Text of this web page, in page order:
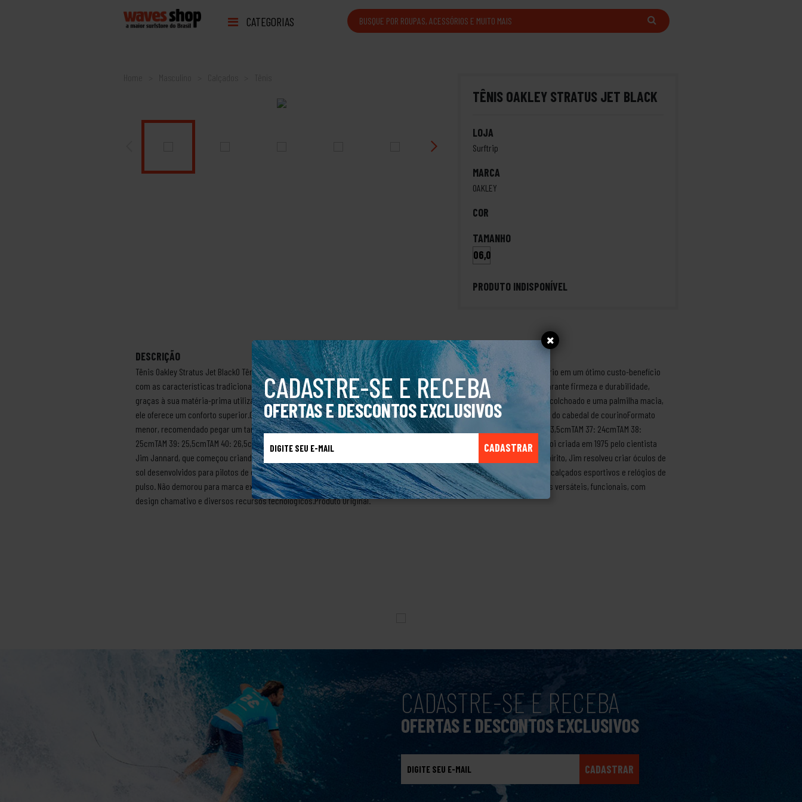
CADASTRE-SE E RECEBA
OFERTAS E DESCONTOS EXCLUSIVOS
CADASTRAR
CATEGORIAS
Home
TÊNIS OAKLEY STRATUS JET BLACK
LOJA
Surftrip
MARCA
OAKLEY
COR
TAMANHO
06,0
PRODUTO INDISPONÍVEL
DESCRIÇÃO
Tênis Oakley Stratus Jet BlackO Tênis Masculino Oakley Stratus é feito para quem busca um calçado robusto para o uso diário em um ótimo custo-benefício
com as características tradicionais da linha Outdoor da Oakley. Seu cabedal é feito com courino que é bem resistente e garante firmeza e durabilidade,
graças à sua matéria-prima utilizada na fabricação, uma das principais características da marca. Com forro levemente acolchoado e uma palmilha macia,
ele oferece um conforto superior.CARACTERÍSTICAS:Cano baixoSolado de borrachaForro têxtil na parte internaParte externa do cabedal de courinoFormato
menor, recomendado pegar um tamanho menorMedidas aproximadas (Comprimento da palmilha):TAM 35: 22,5cmTAM 36: 23,5cmTAM 37: 24cmTAM 38:
25cmTAM 39: 25,5cmTAM 40: 26,5cmTAM 41: 27,5cmTAM 42: 28cmTAM 43: 29cmTAM 44: 30cmSobre a marcaA marca Oakley foi criada em 1975 pelo cientista
Jim Jannard, que começou criando manoplas para motocicletas com um design bastante inovador. Com esse mesmo espírito, Jim resolveu criar óculos de
sol desenvolvidos para pilotos de carro de corrida e, com o passar do tempo, foi desenvolvendo mochilas para alpinismo, calçados esportivos e relógios de
pulso. Não demorou para marca expandir para diversas outras categorias alcançando todo o tipo de público, com produtos versáteis, funcionais, com
design chamativo e diversos recursos tecnológicos.Produto Original.
CADASTRE-SE E RECEBA
OFERTAS E DESCONTOS EXCLUSIVOS
CADASTRAR